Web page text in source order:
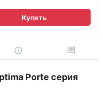
Купить
Porte серия